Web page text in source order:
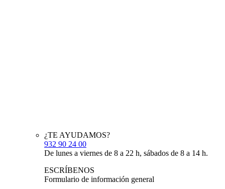
¿TE AYUDAMOS?
932 90 24 00
De lunes a viernes de 8 a 22 h, sábados de 8 a 14 h.
ESCRÍBENOS
Formulario de información general